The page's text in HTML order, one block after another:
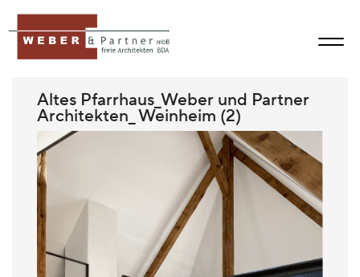
Altes Pfarrhaus_Weber und Partner
Architekten_ Weinheim (2)